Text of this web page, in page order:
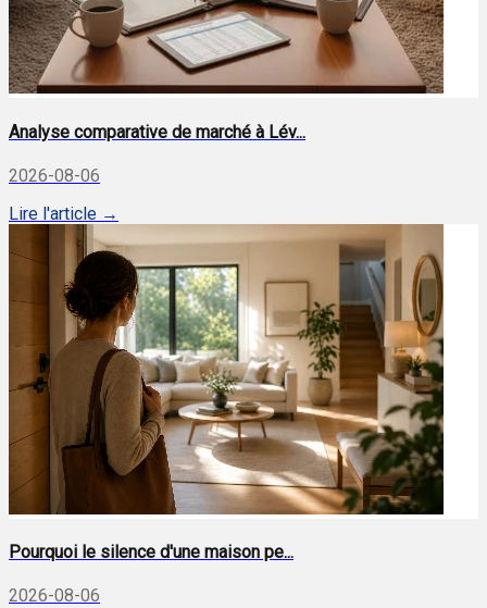
Analyse comparative de marché à Lév...
2026-08-06
Lire l'article →
Pourquoi le silence d'une maison pe...
2026-08-06